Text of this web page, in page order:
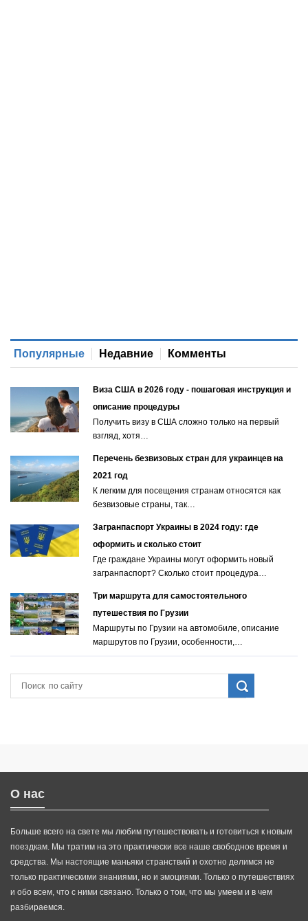
Популярные Недавние Комменты
Виза США в 2026 году - пошаговая инструкция и
описание процедуры
Получить визу в США сложно только на первый
взгляд, хотя…
Перечень безвизовых стран для украинцев на
2021 год
К легким для посещения странам относятся как
безвизовые страны, так…
Загранпаспорт Украины в 2024 году: где
оформить и сколько стоит
Где граждане Украины могут оформить новый
загранпаспорт? Сколько стоит процедура…
Три маршрута для самостоятельного
путешествия по Грузии
Маршруты по Грузии на автомобиле, описание
маршрутов по Грузии, особенности,…
О нас
Больше всего на свете мы любим путешествовать и готовиться к новым
поездкам. Мы тратим на это практически все наше свободное время и
средства. Мы настоящие маньяки странствий и охотно делимся не
только практическими знаниями, но и эмоциями. Только о путешествиях
и обо всем, что с ними связано. Только о том, что мы умеем и в чем
разбираемся.